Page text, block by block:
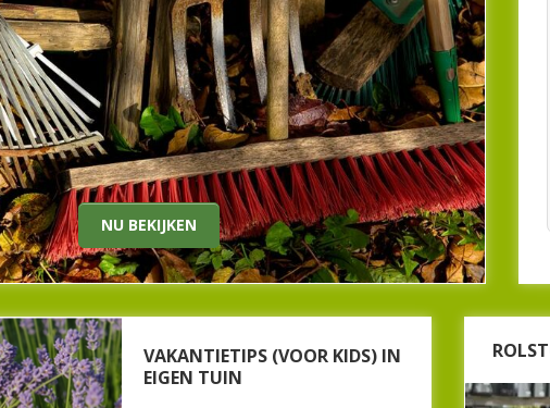
NU BEKIJKEN
VAKANTIETIPS (VOOR KIDS) IN
EIGEN TUIN